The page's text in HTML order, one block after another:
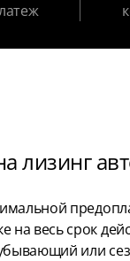
лизинг
весь срок
или